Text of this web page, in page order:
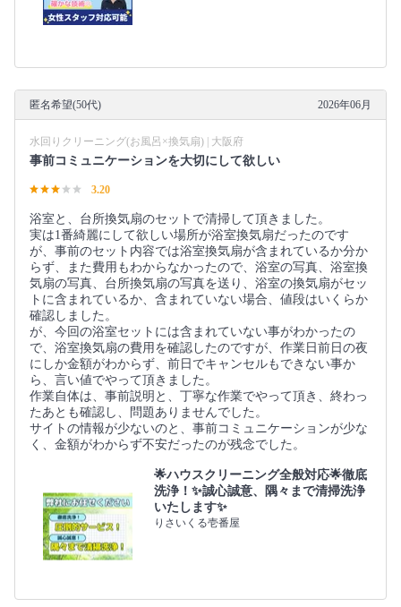
匿名希望(50代) 2026年06月
水回りクリーニング(お風呂×換気扇) | 大阪府
事前コミュニケーションを大切にして欲しい
3.20
浴室と、台所換気扇のセットで清掃して頂きました。
実は1番綺麗にして欲しい場所が浴室換気扇だったのです
が、事前のセット内容では浴室換気扇が含まれているか分か
らず、また費用もわからなかったので、浴室の写真、浴室換
気扇の写真、台所換気扇の写真を送り、浴室の換気扇がセッ
トに含まれているか、含まれていない場合、値段はいくらか
確認しました。
が、今回の浴室セットには含まれていない事がわかったの
で、浴室換気扇の費用を確認したのですが、作業日前日の夜
にしか金額がわからず、前日でキャンセルもできない事か
ら、言い値でやって頂きました。
作業自体は、事前説明と、丁寧な作業でやって頂き、終わっ
たあとも確認し、問題ありませんでした。
サイトの情報が少ないのと、事前コミュニケーションが少な
く、金額がわからず不安だったのが残念でした。
🌟ハウスクリーニング全般対応🌟徹底
洗浄！✨誠心誠意、隅々まで清掃洗浄
いたします✨
りさいくる壱番屋